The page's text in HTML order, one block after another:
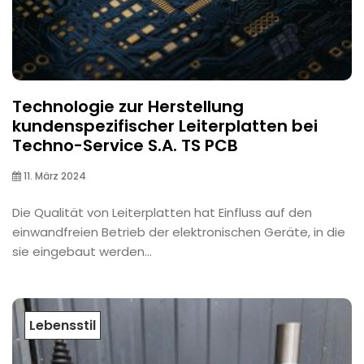
Technologie zur Herstellung
kundenspezifischer Leiterplatten bei
Techno-Service S.A. TS PCB
11. März 2024
Die Qualität von Leiterplatten hat Einfluss auf den
einwandfreien Betrieb der elektronischen Geräte, in die
sie eingebaut werden...
Lebensstil